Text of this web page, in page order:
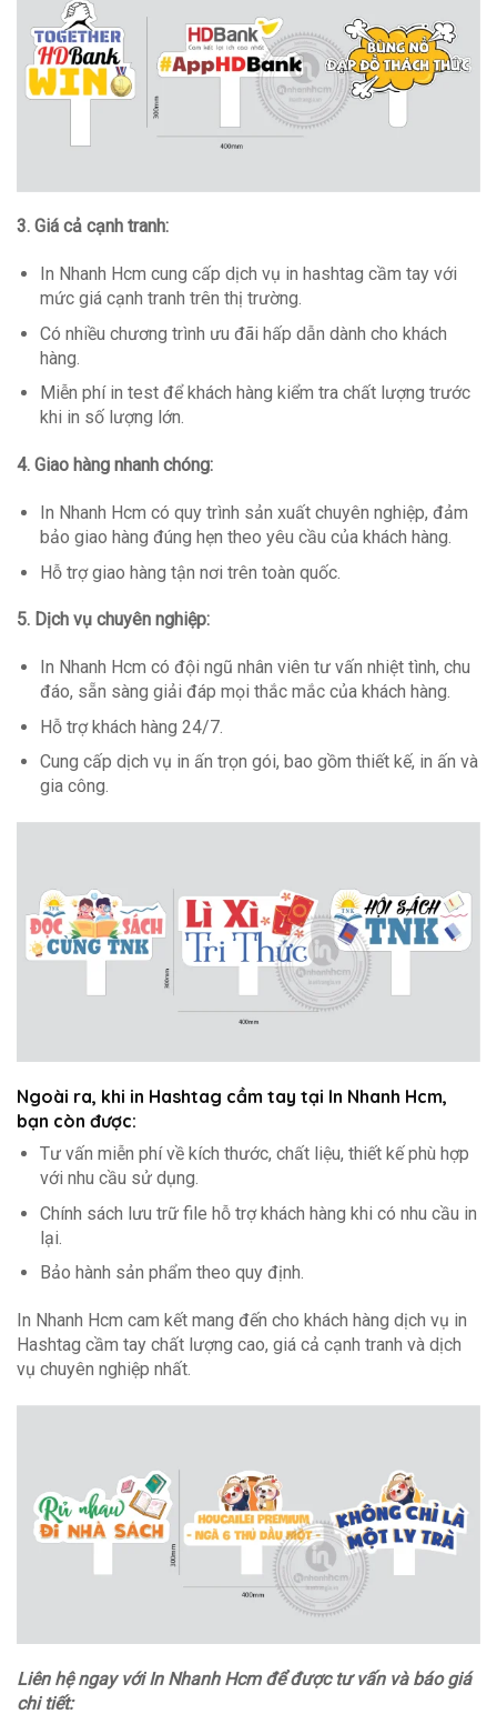
3. Giá cả cạnh tranh:
In Nhanh Hcm cung cấp dịch vụ in hashtag cầm tay với
mức giá cạnh tranh trên thị trường.
Có nhiều chương trình ưu đãi hấp dẫn dành cho khách
hàng.
Miễn phí in test để khách hàng kiểm tra chất lượng trước
khi in số lượng lớn.
4. Giao hàng nhanh chóng:
In Nhanh Hcm có quy trình sản xuất chuyên nghiệp, đảm
bảo giao hàng đúng hẹn theo yêu cầu của khách hàng.
Hỗ trợ giao hàng tận nơi trên toàn quốc.
5. Dịch vụ chuyên nghiệp:
In Nhanh Hcm có đội ngũ nhân viên tư vấn nhiệt tình, chu
đáo, sẵn sàng giải đáp mọi thắc mắc của khách hàng.
Hỗ trợ khách hàng 24/7.
Cung cấp dịch vụ in ấn trọn gói, bao gồm thiết kế, in ấn và
gia công.
Ngoài ra, khi in Hashtag cầm tay tại In Nhanh Hcm,
bạn còn được:
Tư vấn miễn phí về kích thước, chất liệu, thiết kế phù hợp
với nhu cầu sử dụng.
Chính sách lưu trữ file hỗ trợ khách hàng khi có nhu cầu in
lại.
Bảo hành sản phẩm theo quy định.
In Nhanh Hcm cam kết mang đến cho khách hàng dịch vụ in
Hashtag cầm tay chất lượng cao, giá cả cạnh tranh và dịch
vụ chuyên nghiệp nhất.
Liên hệ ngay với In Nhanh Hcm để được tư vấn và báo giá
chi tiết: